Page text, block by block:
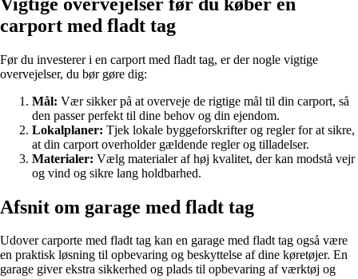
carport med fladt tag
Før du investerer i en carport med fladt tag, er der nogle vigtige
overvejelser, du bør gøre dig:
Mål: Vær sikker på at overveje de rigtige mål til din carport, så
den passer perfekt til dine behov og din ejendom.
Lokalplaner: Tjek lokale byggeforskrifter og regler for at sikre,
at din carport overholder gældende regler og tilladelser.
Materialer: Vælg materialer af høj kvalitet, der kan modstå vejr
og vind og sikre lang holdbarhed.
Afsnit om garage med fladt tag
Udover carporte med fladt tag kan en garage med fladt tag også være
en praktisk løsning til opbevaring og beskyttelse af dine køretøjer. En
garage giver ekstra sikkerhed og plads til opbevaring af værktøj og